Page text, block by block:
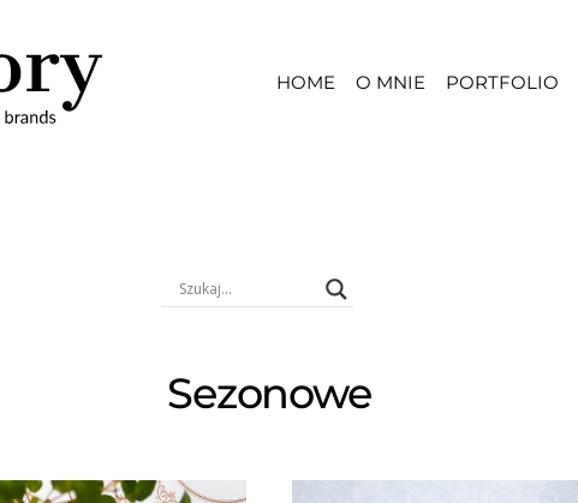
HOME O MNIE PORTFOLIO
Sezonowe